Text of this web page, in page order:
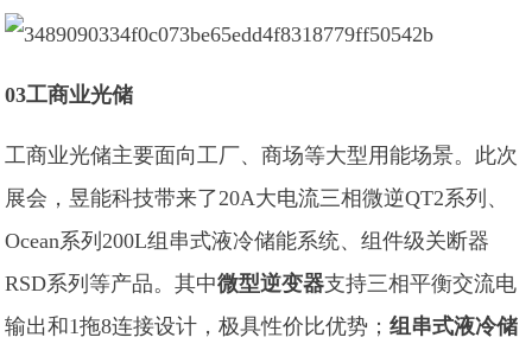
03工商业光储
工商业光储主要面向工厂、商场等大型用能场景。此次
展会，昱能科技带来了20A大电流三相微逆QT2系列、
Ocean系列200L组串式液冷储能系统、组件级关断器
RSD系列等产品。其中微型逆变器支持三相平衡交流电
输出和1拖8连接设计，极具性价比优势；组串式液冷储